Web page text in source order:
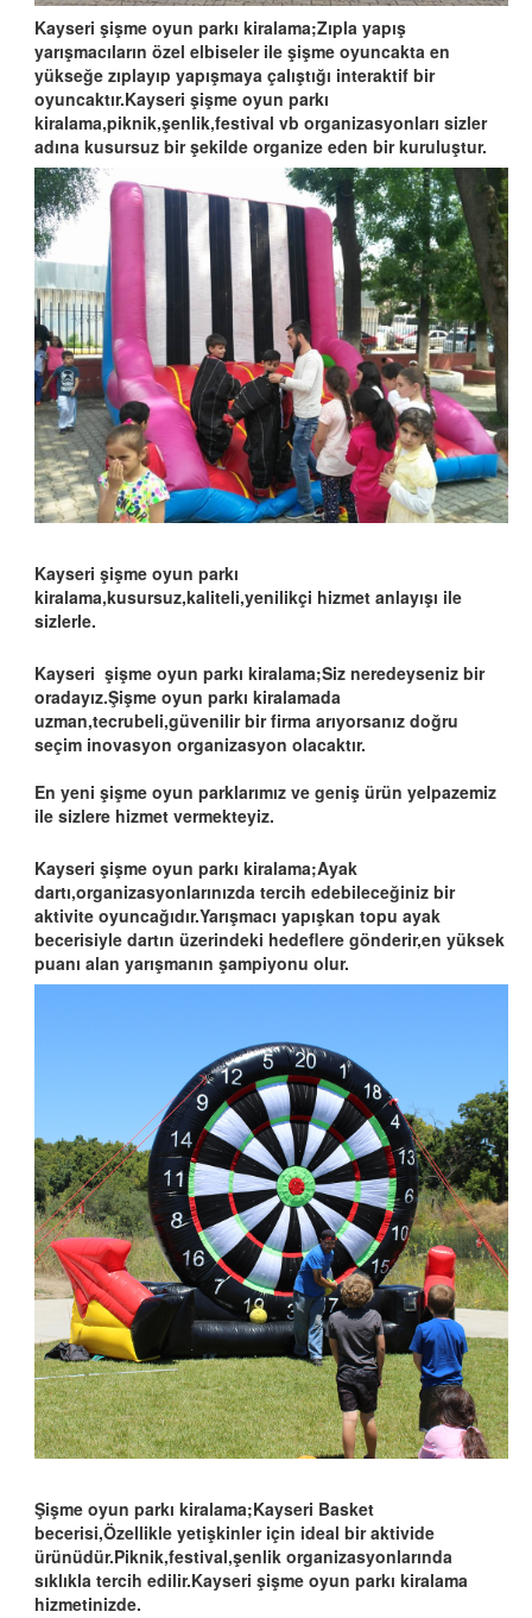
Kayseri şişme oyun parkı kiralama;Zıpla yapış
yarışmacıların özel elbiseler ile şişme oyuncakta en
yükseğe zıplayıp yapışmaya çalıştığı interaktif bir
oyuncaktır.Kayseri şişme oyun parkı
kiralama,piknik,şenlik,festival vb organizasyonları sizler
adına kusursuz bir şekilde organize eden bir kuruluştur.
Kayseri şişme oyun parkı
kiralama,kusursuz,kaliteli,yenilikçi hizmet anlayışı ile
sizlerle.
Kayseri şişme oyun parkı kiralama;Siz neredeyseniz bir
oradayız.Şişme oyun parkı kiralamada
uzman,tecrubeli,güvenilir bir firma arıyorsanız doğru
seçim inovasyon organizasyon olacaktır.
En yeni şişme oyun parklarımız ve geniş ürün yelpazemiz
ile sizlere hizmet vermekteyiz.
Kayseri şişme oyun parkı kiralama;Ayak
dartı,organizasyonlarınızda tercih edebileceğiniz bir
aktivite oyuncağıdır.Yarışmacı yapışkan topu ayak
becerisiyle dartın üzerindeki hedeflere gönderir,en yüksek
puanı alan yarışmanın şampiyonu olur.
Şişme oyun parkı kiralama;Kayseri Basket
becerisi,Özellikle yetişkinler için ideal bir aktivide
ürünüdür.Piknik,festival,şenlik organizasyonlarında
sıklıkla tercih edilir.Kayseri şişme oyun parkı kiralama
hizmetinizde.